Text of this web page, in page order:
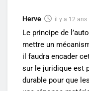
Herve il y a 12 ans
Le principe de
mettre un
il faudra encader
sur le juridique est
durable pour que